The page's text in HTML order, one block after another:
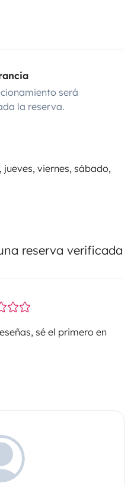
será
la reserva.
viernes, sábado,
reserva verificada
sé el primero en